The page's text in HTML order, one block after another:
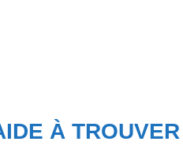
À TROUVER